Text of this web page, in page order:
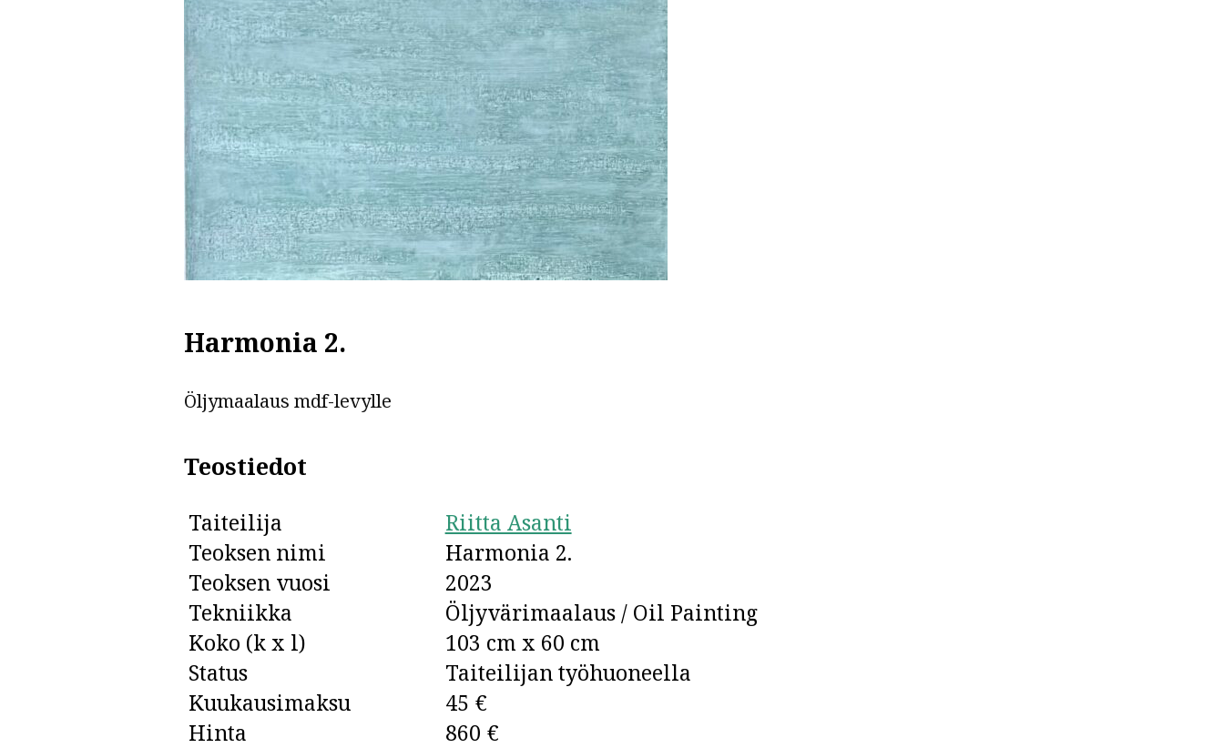
Harmonia 2.
Öljymaalaus mdf-levylle
Teostiedot
Taiteilija
Riitta Asanti
Teoksen nimi
Harmonia 2.
Teoksen vuosi
2023
Tekniikka
Öljyvärimaalaus / Oil Painting
Koko (k x l)
103 cm x 60 cm
Status
Taiteilijan työhuoneella
Kuukausimaksu
45 €
Hinta
860 €